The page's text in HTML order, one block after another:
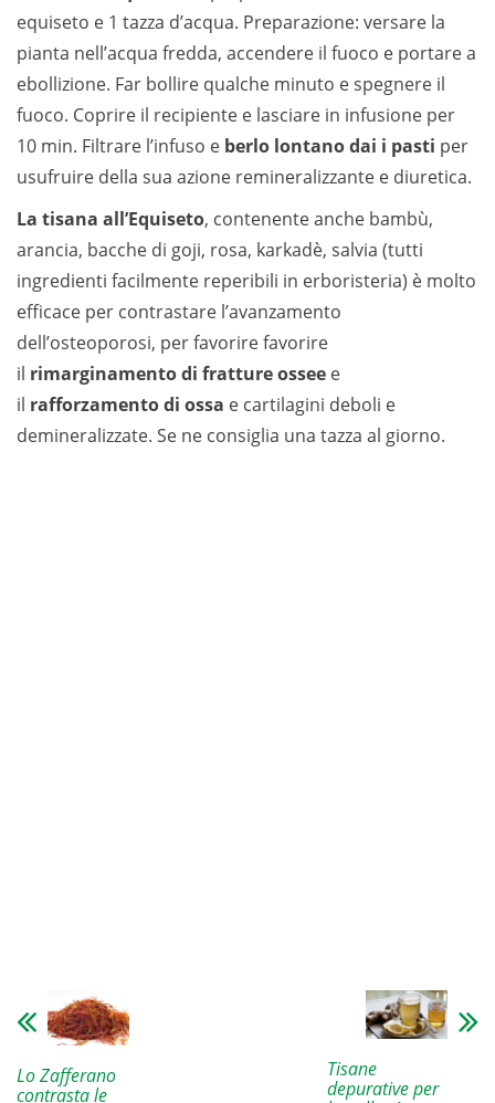
equiseto e 1 tazza d’acqua. Preparazione: versare la
pianta nell’acqua fredda, accendere il fuoco e portare a
ebollizione. Far bollire qualche minuto e spegnere il
fuoco. Coprire il recipiente e lasciare in infusione per
10 min. Filtrare l’infuso e berlo lontano dai i pasti per
usufruire della sua azione remineralizzante e diuretica.
La tisana all’Equiseto, contenente anche bambù,
arancia, bacche di goji, rosa, karkadè, salvia (tutti
ingredienti facilmente reperibili in erboristeria) è molto
efficace per contrastare l’avanzamento
dell’osteoporosi, per favorire favorire
il rimarginamento di fratture ossee e
il rafforzamento di ossa e cartilagini deboli e
demineralizzate. Se ne consiglia una tazza al giorno.
Lo Zafferano
contrasta le
Tisane
depurative per